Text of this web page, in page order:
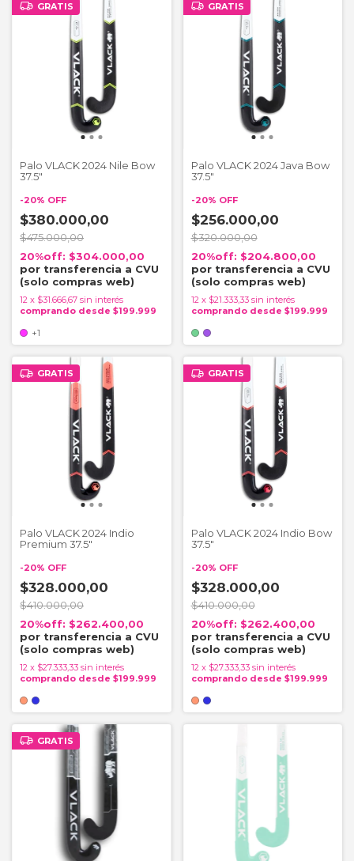
GRATIS
Palo VLACK 2024 Nile Bow
37.5"
-20% OFF
$380.000,00
$475.000,00
$304.000,00
12 x $31.666,67 sin interés
+1
GRATIS
Palo VLACK 2024 Java Bow
37.5"
-20% OFF
$256.000,00
$320.000,00
$204.800,00
12 x $21.333,33 sin interés
GRATIS
Palo VLACK 2024 Indio
Premium 37.5"
-20% OFF
$328.000,00
$410.000,00
$262.400,00
12 x $27.333,33 sin interés
GRATIS
Palo VLACK 2024 Indio Bow
37.5"
-20% OFF
$328.000,00
$410.000,00
$262.400,00
12 x $27.333,33 sin interés
GRATIS